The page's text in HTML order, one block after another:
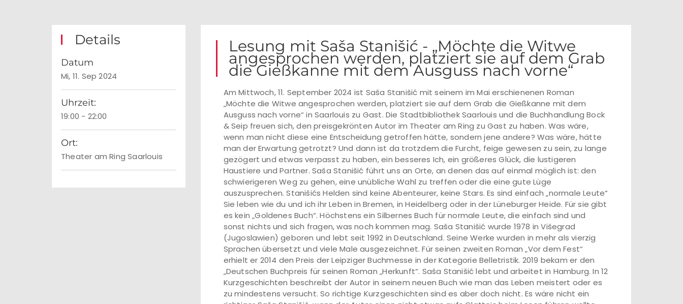
Details
Datum
Mi, 11. Sep 2024
Uhrzeit:
19:00 - 22:00
Ort:
Theater am Ring Saarlouis
Lesung mit Saša Stanišić - „Möchte die Witwe
angesprochen werden, platziert sie auf dem Grab
die Gießkanne mit dem Ausguss nach vorne“
Am Mittwoch, 11. September 2024 ist Saša Stanišić mit seinem im Mai erschienenen Roman
„Möchte die Witwe angesprochen werden, platziert sie auf dem Grab die Gießkanne mit dem
Ausguss nach vorne“ in Saarlouis zu Gast. Die Stadtbibliothek Saarlouis und die Buchhandlung Bock
& Seip freuen sich, den preisgekrönten Autor im Theater am Ring zu Gast zu haben. Was wäre,
wenn man nicht diese eine Entscheidung getroffen hätte, sondern jene andere? Was wäre, hätte
man der Erwartung getrotzt? Und dann ist da trotzdem die Furcht, feige gewesen zu sein, zu lange
gezögert und etwas verpasst zu haben, ein besseres Ich, ein größeres Glück, die lustigeren
Haustiere und Partner. Saša Stanišić führt uns an Orte, an denen das auf einmal möglich ist: den
schwierigeren Weg zu gehen, eine unübliche Wahl zu treffen oder die eine gute Lüge
auszusprechen. Stanišićs Helden sind keine Abenteurer, keine Stars. Es sind einfach „normale Leute“
Sie leben wie du und ich ihr Leben in Bremen, in Heidelberg oder in der Lüneburger Heide. Für sie gibt
es kein „Goldenes Buch“. Höchstens ein Silbernes Buch für normale Leute, die einfach sind und
sonst nichts und sich fragen, was noch kommen mag. Saša Stanišić wurde 1978 in Višegrad
(Jugoslawien) geboren und lebt seit 1992 in Deutschland. Seine Werke wurden in mehr als vierzig
Sprachen übersetzt und viele Male ausgezeichnet. Für seinen zweiten Roman „Vor dem Fest“
erhielt er 2014 den Preis der Leipziger Buchmesse in der Kategorie Belletristik. 2019 bekam er den
„Deutschen Buchpreis für seinen Roman „Herkunft“. Saša Stanišić lebt und arbeitet in Hamburg. In 12
Kurzgeschichten beschreibt der Autor in seinem neuen Buch wie man das Leben meistert oder es
zu mindestens versucht. So richtige Kurzgeschichten sind es aber doch nicht. Es wäre nicht ein